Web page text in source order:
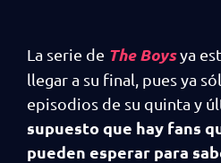
La serie de The Boysya
llegar a su final, pues ya
episodios de su quinta y
supuesto que hay fans
pueden esperar para